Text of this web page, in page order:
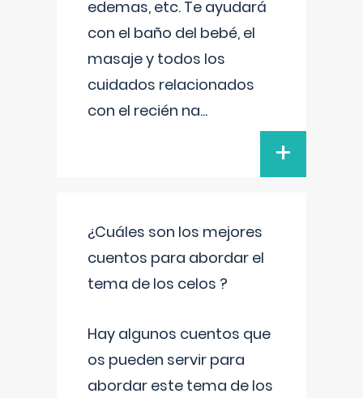
edemas, etc. Te ayudará
con el baño del bebé, el
masaje y todos los
cuidados relacionados
con el recién na...
+
¿Cuáles son los mejores
cuentos para abordar el
tema de los celos ?
Hay algunos cuentos que
os pueden servir para
abordar este tema de los